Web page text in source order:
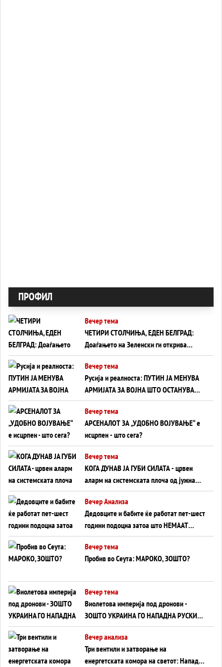
ПРОФИЛ
Вечер тема
ЧЕТИРИ СТОЛЧИЊА, ЕДЕН БЕЛГРАД:
Доаѓањето на Зеленски ги открива
тајните на политиката на балансирање
на Вучиќ
Вечер тема
Русија и реалноста: ПУТИН ЈА МЕНУВА
АРМИЈАТА ЗА ВОЈНА ШТО ОСТАНУВА
БЕЗ ФРОНТ
Вечер тема
АРСЕНАЛОТ ЗА „УДОБНО ВОЈУВАЊЕ“ е
исцрпен - што сега?
Вечер тема
КОГА ДУНАВ ЈА ГУБИ СИЛАТА - црвен
аларм на системската плоча од јужна
Германија до Црното Море...
Вечер Анализа
Дедовците и бабите ќе работат пет-шест
години подоцна затоа што НЕМААТ
ВНУЦИ ДА ГИ ЗАМЕНАТ
Вечер тема
Пробив во Сеута: МАРОКО, ЗОШТО?
Вечер тема
Виолетова империја под дронови -
ЗОШТО УКРАИНА ГО НАПАДНА РУСКИОТ
WILDBERRIES
Вечер анализа
Три вентили и затворање на
енергетската комора на светот: Нападот